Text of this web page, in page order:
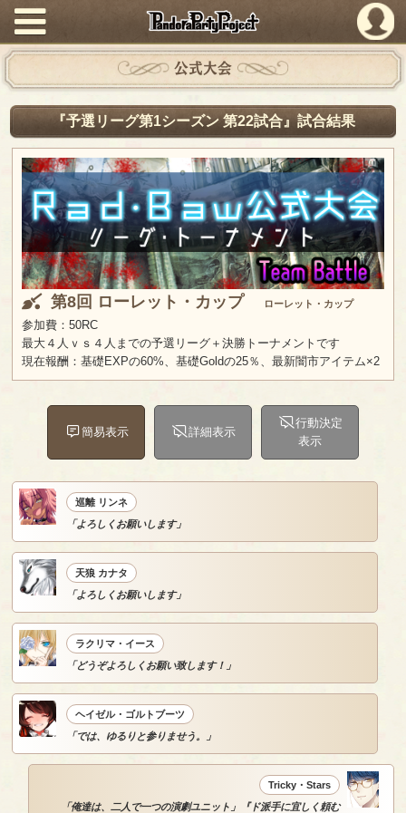
PandoraPartyProject
公式大会
『予選リーグ第1シーズン 第22試合』試合結果
第8回 ローレット・カップ ローレット・カップ
参加費：50RC
最大４人ｖｓ４人までの予選リーグ＋決勝トーナメントです
現在報酬：基礎EXPの60%、基礎Goldの25％、最新闇市アイテム×2
簡易表示 詳細表示
行動決定
表示
巡離 リンネ
「よろしくお願いします」
天狼 カナタ
「よろしくお願いします」
ラクリマ・イース
「どうぞよろしくお願い致します！」
ヘイゼル・ゴルトブーツ
「では、ゆるりと参りませう。」
Tricky・Stars
「俺達は、二人で一つの演劇ユニット」『ド派手に宜しく頼む